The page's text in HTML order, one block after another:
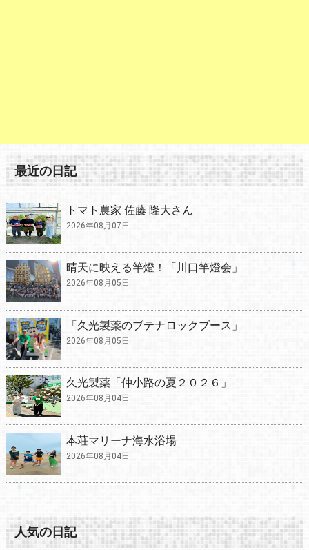
最近の日記
トマト農家 佐藤 隆大さん
2026年08月07日
晴天に映える竿燈！「川口竿燈会」
2026年08月05日
「久光製薬のブテナロックブース」
2026年08月05日
久光製薬「仲小路の夏２０２６」
2026年08月04日
本荘マリーナ海水浴場
2026年08月04日
人気の日記